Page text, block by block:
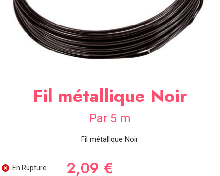
SOIRÉE
OCCASIONS
SPÉCIALES
CONTACTFil métallique Noir
Par 5 m
Fil métallique Noir.
En Rupture 2,09 €